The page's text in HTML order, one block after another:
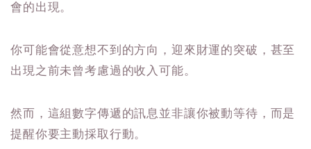
會的出現。
你可能會從意想不到的方向，迎來財運的突破，甚至
出現之前未曾考慮過的收入可能。
然而，這組數字傳遞的訊息並非讓你被動等待，而是
提醒你要主動採取行動。